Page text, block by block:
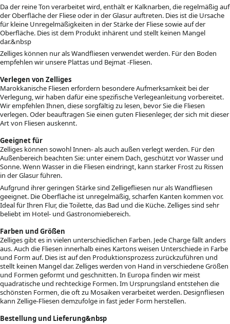
Da der reine Ton verarbeitet wird, enthält er Kalknarben, die regelmäßig auf
der Oberfläche der Fliese oder in der Glasur auftreten. Dies ist die Ursache
für kleine Unregelmäßigkeiten in der Stärke der Fliese sowie auf der
Oberfläche. Dies ist dem Produkt inhärent und stellt keinen Mangel
dar.&nbsp
Zelliges können nur als Wandfliesen verwendet werden. Für den Boden
empfehlen wir unsere Plattas und Bejmat -Fliesen.
Verlegen von Zelliges
Marokkanische Fliesen erfordern besondere Aufmerksamkeit bei der
Verlegung, wir haben dafür eine spezifische Verlegeanleitung vorbereitet.
Wir empfehlen Ihnen, diese sorgfältig zu lesen, bevor Sie die Fliesen
verlegen. Oder beauftragen Sie einen guten Fliesenleger, der sich mit dieser
Art von Fliesen auskennt.
Geeignet für
Zelliges können sowohl Innen- als auch außen verlegt werden. Für den
Außenbereich beachten Sie: unter einem Dach, geschützt vor Wasser und
Sonne. Wenn Wasser in die Fliesen eindringt, kann starker Frost zu Rissen
in der Glasur führen.
Aufgrund ihrer geringen Stärke sind Zelligefliesen nur als Wandfliesen
geeignet. Die Oberfläche ist unregelmäßig, scharfen Kanten kommen vor.
Ideal für Ihren Flur, die Toilette, das Bad und die Küche. Zelliges sind sehr
beliebt im Hotel- und Gastronomiebereich.
Farben und Größen
Zelliges gibt es in vielen unterschiedlichen Farben. Jede Charge fällt anders
aus. Auch die Fliesen innerhalb eines Kartons weisen Unterschiede in Farbe
und Form auf. Dies ist auf den Produktionsprozess zurückzuführen und
stellt keinen Mangel dar. Zelliges werden von Hand in verschiedene Größen
und Formen geformt und geschnitten. In Europa finden wir meist
quadratische und rechteckige Formen. Im Ursprungsland entstehen die
schönsten Formen, die oft zu Mosaiken verarbeitet werden. Designfliesen
kann Zellige-Fliesen demzufolge in fast jeder Form herstellen.
Bestellung und Lieferung&nbsp